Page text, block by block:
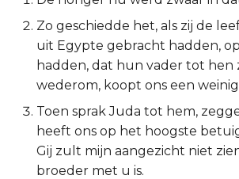
Genesis 43:15-25
Genesis 43:26-34
Johannes
Handelingen
Romeinen
1 Korinthe
Zo geschiedde het, als zij de
uit Egypte gebracht hadden,
hadden, dat hun vader tot hen
wederom, koopt ons een weinig
Toen sprak Juda tot hem,
heeft ons op het hoogste
Gij zult mijn aangezicht niet
broeder met u is.